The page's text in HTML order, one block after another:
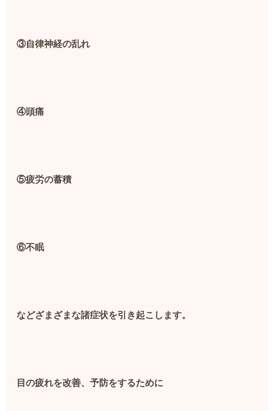
③自律神経の乱れ
④頭痛
⑤疲労の蓄積
⑥不眠
などざまざまな諸症状を引き起こします。
目の疲れを改善、予防をするために